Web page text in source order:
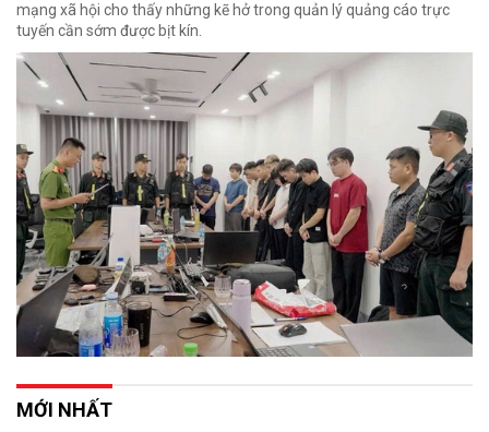
mạng xã hội cho thấy những kẽ hở trong quản lý quảng cáo trực
tuyến cần sớm được bịt kín.
MỚI NHẤT